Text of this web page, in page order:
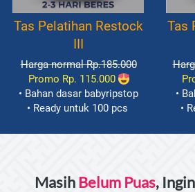
Tas Pelatihan Restock
III
Harga normal Rp.185.000
Promo Rp. 115.000
• Bahan dasar babyripstop
• Ready untuk 100 pcs
Tas
•
•
Masih Belum Puas,